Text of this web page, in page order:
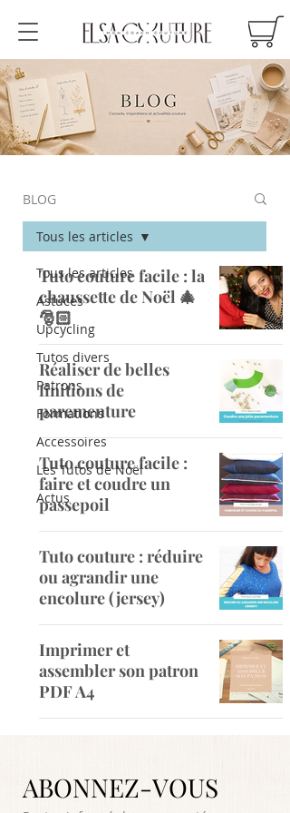
BLOG
Tous les articles
Astuces
Upcycling
Tutos divers
Patrons
Formations
Accessoires
Les Tutos de Noël
Actus
Tous les articles
Tuto couture facile : la
chaussette de Noël 🎄
🎅🏻
Réaliser de belles
finitions de
parementure
Tuto couture facile :
faire et coudre un
passepoil
Tuto couture : réduire
ou agrandir une
encolure (jersey)
Imprimer et
assembler son patron
PDF A4
ABONNEZ-VOUS